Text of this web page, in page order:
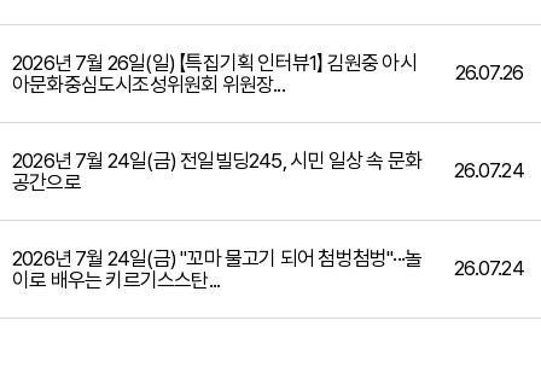
2026년 7월 26일(일) 【특집기획 인터뷰1】 김원중 아시
아문화중심도시조성위원회 위원장...
26.07.26
2026년 7월 24일(금) 전일빌딩245, 시민 일상 속 문화
공간으로
26.07.24
2026년 7월 24일(금) "꼬마 물고기 되어 첨벙첨벙"···놀
이로 배우는 키르기스스탄...
26.07.24